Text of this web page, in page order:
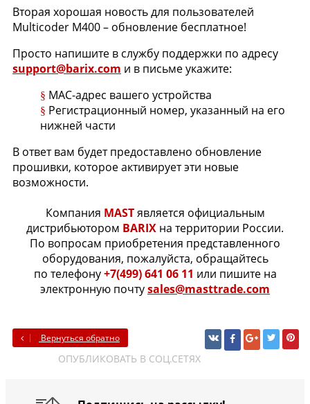
Вторая хорошая новость для пользователей
Multicoder M400 – обновление бесплатное!
Просто напишите в службу поддержки по адресу
support@barix.com и в письме укажите:
§ MAC-адрес вашего устройства
§ Регистрационный номер, указанный на его
нижней части
В ответ вам будет предоставлено обновление
прошивки, которое активирует эти новые
возможности.
Компания MASTявляется официальным
дистрибьютором BARIX на территории России.
По вопросам приобретения представленного
оборудования, пожалуйста, обращайтесь
по телефону+7(499) 641 06 11 или пишите на
электронную почтуsales@masttrade.com
Вернуться обратно
ОПУБЛИКОВАТЬ В СОЦ.СЕТЯХ